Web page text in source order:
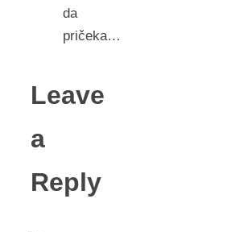
da
pričeka…
Leave
a
Reply